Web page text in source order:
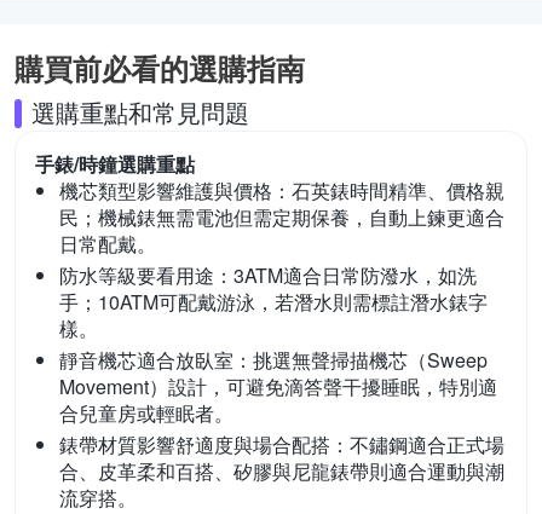
購買前必看的選購指南
選購重點和常見問題
手錶/時鐘選購重點
機芯類型影響維護與價格： 石英錶時間精準、價格親
民；機械錶無需電池但需定期保養，自動上鍊更適合
日常配戴。
防水等級要看用途： 3ATM適合日常防潑水，如洗
手；10ATM可配戴游泳，若潛水則需標註潛水錶字
樣。
靜音機芯適合放臥室： 挑選無聲掃描機芯（Sweep
Movement）設計，可避免滴答聲干擾睡眠，特別適
合兒童房或輕眠者。
錶帶材質影響舒適度與場合配搭： 不鏽鋼適合正式場
合、皮革柔和百搭、矽膠與尼龍錶帶則適合運動與潮
流穿搭。